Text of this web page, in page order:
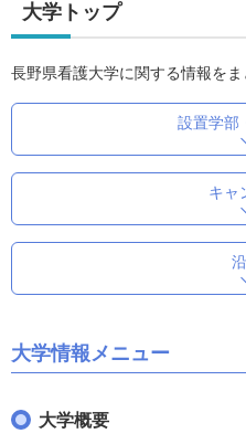
大学トップ
長野県看護大学に関する情報をま
設置学部
キャ
大学情報メニュー
大学概要